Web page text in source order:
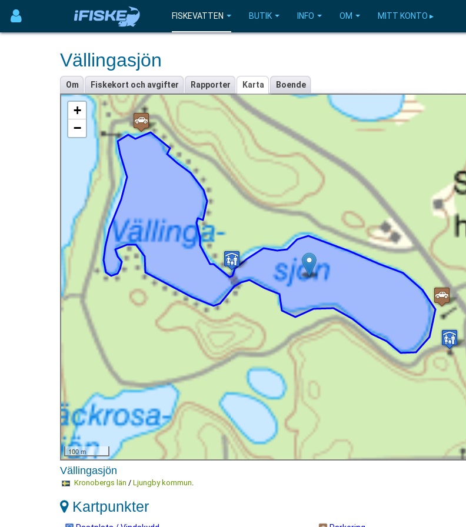
FISKEVATTEN BUTIK INFO OM MITT KONTO ▸
Vällingasjön
Om Fiskekort och avgifter Rapporter Karta Boende
+
−
100 m
Vällingasjön
Kronobergs län / Ljungby kommun.
Kartpunkter